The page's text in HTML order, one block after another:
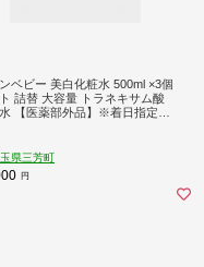
ベビー 美白化粧水 500ml ×3個
詰替 大容量 トラネキサム酸
【医薬部外品】※着日指定不
県三芳町
円